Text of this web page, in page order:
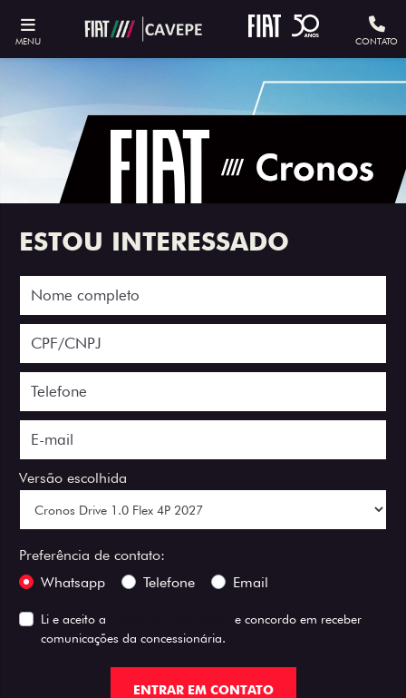
MENU CONTATO
ESTOU INTERESSADO
Versão escolhida
Preferência de contato:
Whatsapp
Telefone Email
Li e aceito a
e concordo em receber
comunicações da concessionária.
ENTRAR EM CONTATO